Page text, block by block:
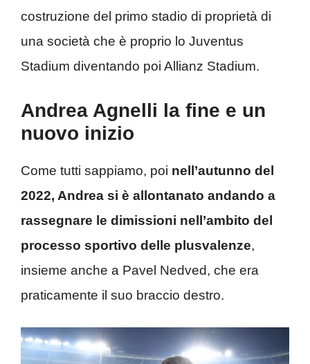
costruzione del primo stadio di proprietà di
una società che è proprio lo Juventus
Stadium diventando poi Allianz Stadium.
Andrea Agnelli la fine e un
nuovo inizio
Come tutti sappiamo, poi nell’autunno del
2022, Andrea si è allontanato andando a
rassegnare le dimissioni nell’ambito del
processo sportivo delle plusvalenze,
insieme anche a Pavel Nedved, che era
praticamente il suo braccio destro.